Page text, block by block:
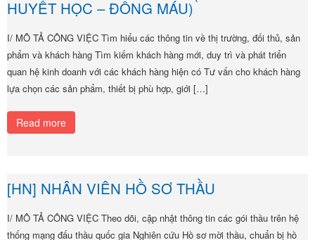
HUYẾT HỌC – ĐÔNG MÁU)
I/ MÔ TẢ CÔNG VIỆC Tìm hiểu các thông tin về thị trường, đối thủ, sản
phẩm và khách hàng Tìm kiếm khách hàng mới, duy trì và phát triển
quan hệ kinh doanh với các khách hàng hiện có Tư vấn cho khách hàng
lựa chọn các sản phẩm, thiết bị phù hợp, giới […]
Read more
[HN] NHÂN VIÊN HỒ SƠ THẦU
I/ MÔ TẢ CÔNG VIỆC Theo dõi, cập nhật thông tin các gói thầu trên hệ
thống mạng đấu thầu quốc gia Nghiên cứu Hồ sơ mời thầu, chuẩn bị hồ